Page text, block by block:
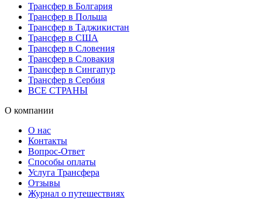
Трансфер в Болгария
Трансфер в Польша
Трансфер в Таджикистан
Трансфер в США
Трансфер в Словения
Трансфер в Словакия
Трансфер в Сингапур
Трансфер в Сербия
ВСЕ СТРАНЫ
О компании
О нас
Контакты
Вопрос-Ответ
Способы оплаты
Услуга Трансфера
Отзывы
Журнал о путешествиях